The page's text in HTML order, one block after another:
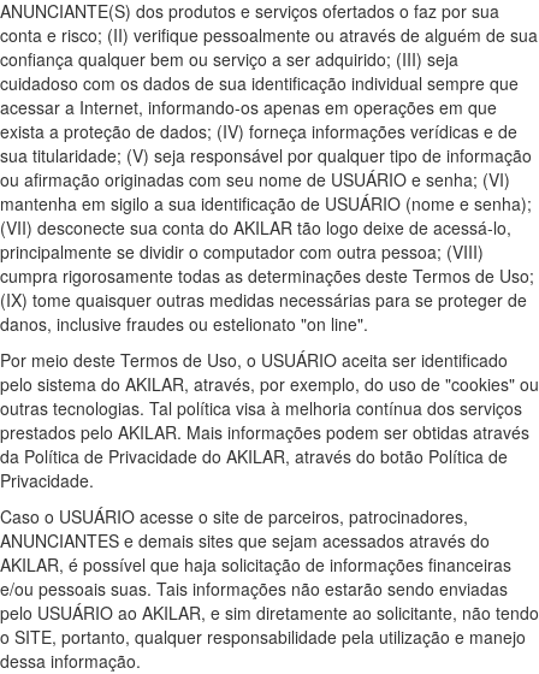
ANUNCIANTE(S) dos produtos e serviços ofertados o faz por sua
conta e risco; (II) verifique pessoalmente ou através de alguém de sua
confiança qualquer bem ou serviço a ser adquirido; (III) seja
cuidadoso com os dados de sua identificação individual sempre que
acessar a Internet, informando-os apenas em operações em que
exista a proteção de dados; (IV) forneça informações verídicas e de
sua titularidade; (V) seja responsável por qualquer tipo de informação
ou afirmação originadas com seu nome de USUÁRIO e senha; (VI)
mantenha em sigilo a sua identificação de USUÁRIO (nome e senha);
(VII) desconecte sua conta do AKILAR tão logo deixe de acessá-lo,
principalmente se dividir o computador com outra pessoa; (VIII)
cumpra rigorosamente todas as determinações deste Termos de Uso;
(IX) tome quaisquer outras medidas necessárias para se proteger de
danos, inclusive fraudes ou estelionato "on line".
Por meio deste Termos de Uso, o USUÁRIO aceita ser identificado
pelo sistema do AKILAR, através, por exemplo, do uso de "cookies" ou
outras tecnologias. Tal política visa à melhoria contínua dos serviços
prestados pelo AKILAR. Mais informações podem ser obtidas através
da Política de Privacidade do AKILAR, através do botão Política de
Privacidade.
Caso o USUÁRIO acesse o site de parceiros, patrocinadores,
ANUNCIANTES e demais sites que sejam acessados através do
AKILAR, é possível que haja solicitação de informações financeiras
e/ou pessoais suas. Tais informações não estarão sendo enviadas
pelo USUÁRIO ao AKILAR, e sim diretamente ao solicitante, não tendo
o SITE, portanto, qualquer responsabilidade pela utilização e manejo
dessa informação.